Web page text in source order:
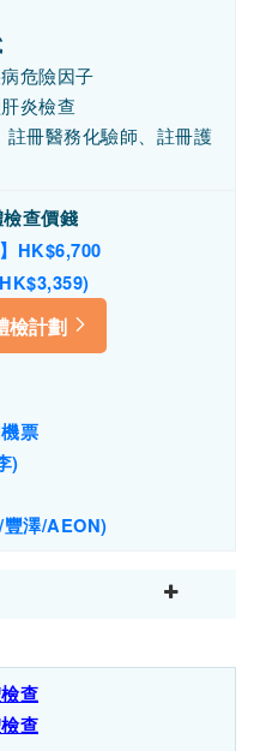
危險因子
炎檢查
冊醫務化驗師、註冊護
查價錢
HK$6,700
檢計劃
票
)
澤/AEON)
查
查